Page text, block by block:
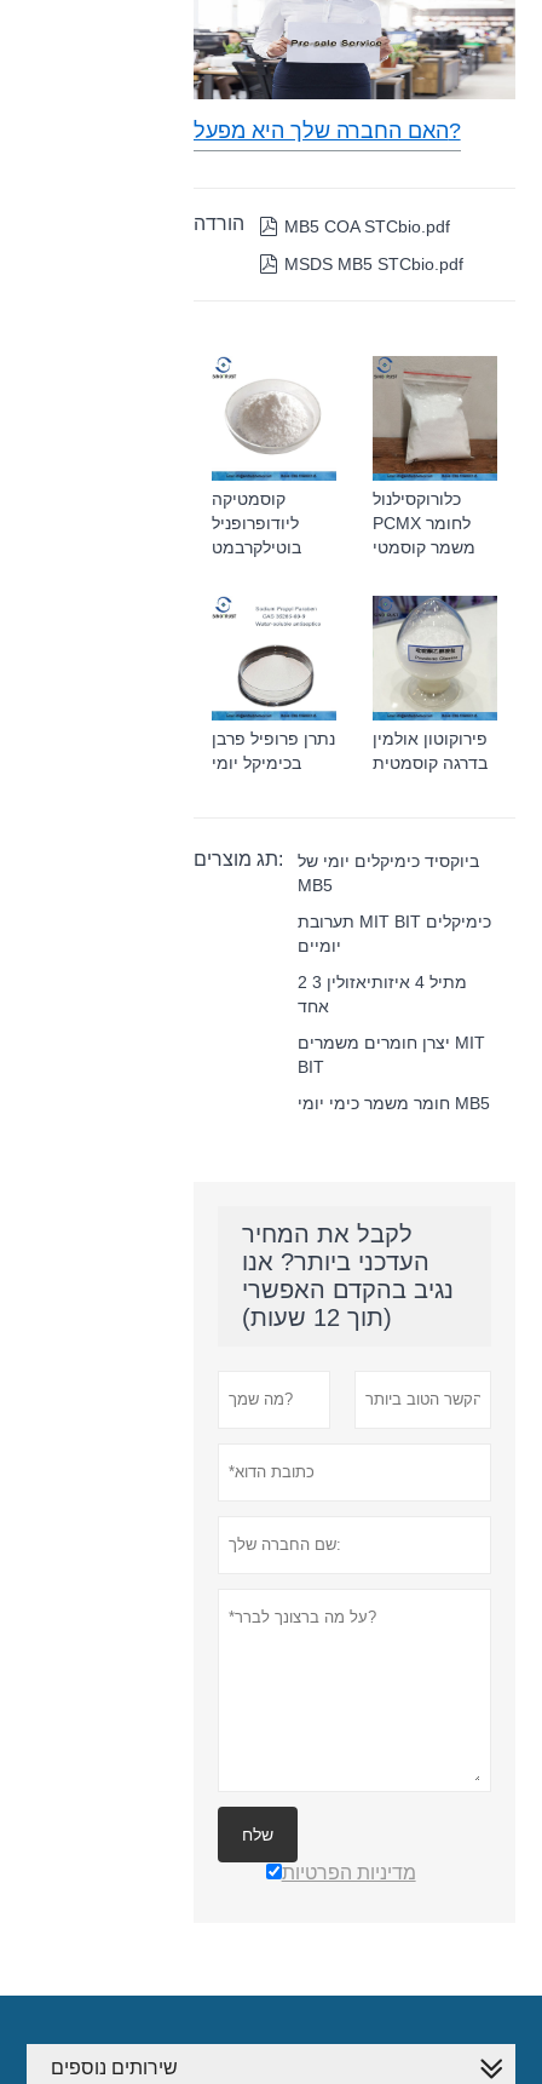
האם החברה שלך היא מפעל?
הורדה  MB5 COA STCbio.pdf
 MSDS MB5 STCbio.pdf
קוסמטיקה
ליודופרופניל
בוטילקרבמט
כלורוקסילנול
PCMX לחומר
משמר קוסמטי
נתרן פרופיל פרבן
בכימיקל יומי
פירוקוטון אולמין
בדרגה קוסמטית
תג מוצרים:
ביוקסיד כימיקלים יומי של
MB5
תערובת MIT BIT כימיקלים
יומיים
2 מתיל 4 איזותיאזולין 3
אחד
יצרן חומרים משמרים MIT
BIT
חומר משמר כימי יומי MB5
לקבל את המחיר
העדכני ביותר? אנו
נגיב בהקדם האפשרי
(תוך 12 שעות)
שלח
מדיניות הפרטיות
שירותים נוספים